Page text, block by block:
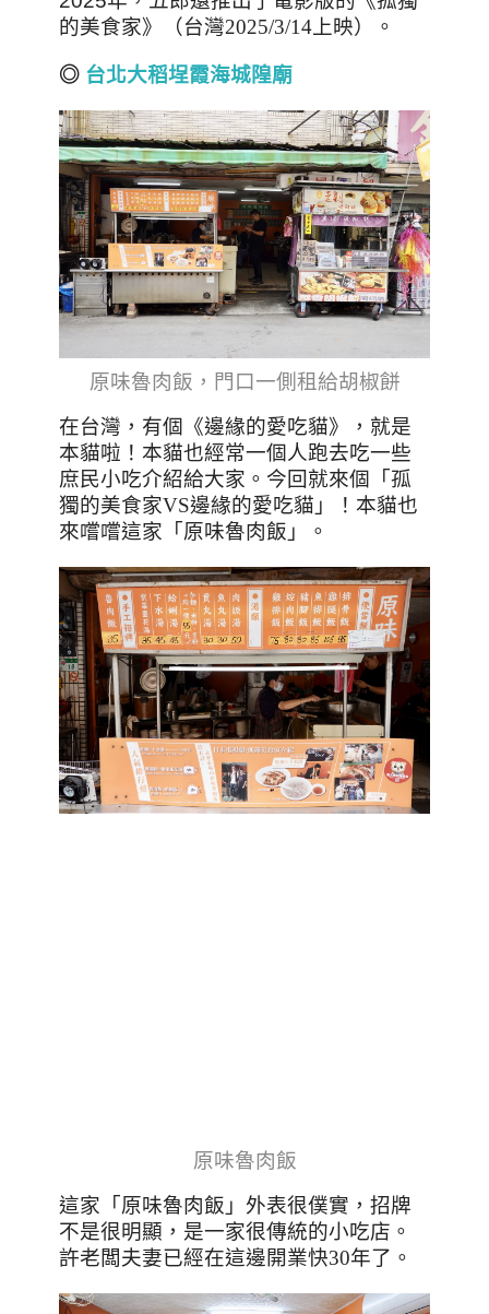
的美食家》（台灣2025/3/14上映）。
◎ 台北大稻埕霞海城隍廟
原味魯肉飯，門口一側租給胡椒餅
在台灣，有個《邊緣的愛吃貓》，就是
本貓啦！本貓也經常一個人跑去吃一些
庶民小吃介紹給大家。今回就來個「孤
獨的美食家VS邊緣的愛吃貓」！本貓也
來嚐嚐這家「原味魯肉飯」。
原味魯肉飯
這家「原味魯肉飯」外表很僕實，招牌
不是很明顯，是一家很傳統的小吃店。
許老闆夫妻已經在這邊開業快30年了。